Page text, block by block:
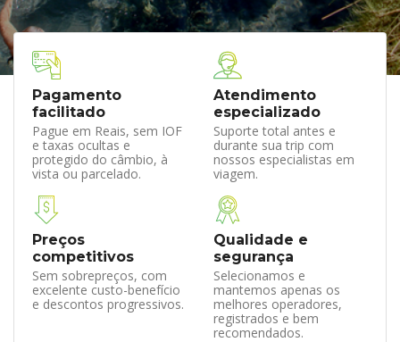
Pagamento
facilitado
Pague em Reais, sem IOF
e taxas ocultas e
protegido do câmbio, à
vista ou parcelado.
Atendimento
especializado
Suporte total antes e
durante sua trip com
nossos especialistas em
viagem.
Preços
competitivos
Sem sobrepreços, com
excelente custo-benefício
e descontos progressivos.
Qualidade e
segurança
Selecionamos e
mantemos apenas os
melhores operadores,
registrados e bem
recomendados.